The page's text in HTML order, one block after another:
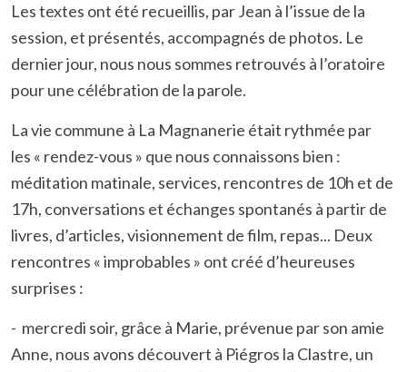
Les textes ont été recueillis, par Jean à l’issue de la
session, et présentés, accompagnés de photos. Le
dernier jour, nous nous sommes retrouvés à l’oratoire
pour une célébration de la parole.
La vie commune à La Magnanerie était rythmée par
les « rendez-vous » que nous connaissons bien :
méditation matinale, services, rencontres de 10h et de
17h, conversations et échanges spontanés à partir de
livres, d’articles, visionnement de film, repas... Deux
rencontres « improbables » ont créé d’heureuses
surprises :
- mercredi soir, grâce à Marie, prévenue par son amie
Anne, nous avons découvert à Piégros la Clastre, un